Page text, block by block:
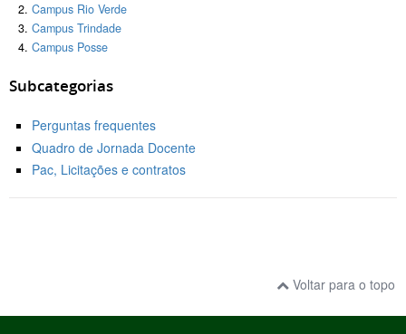
Campus Rio Verde
Campus Trindade
Campus Posse
Subcategorias
Perguntas frequentes
Quadro de Jornada Docente
Pac, Licitações e contratos
Voltar para o topo